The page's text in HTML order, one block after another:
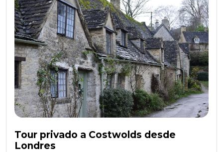
Tour privado a Costwolds desde
Londres